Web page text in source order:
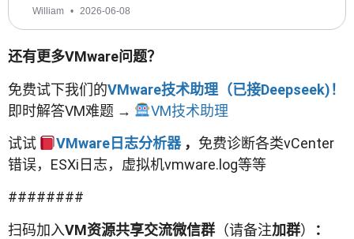
William 2026-06-08
还有更多VMware问题？
免费试下我们的VMware技术助理（已接Deepseek)！
即时解答VM难题 →
VM技术助理
试试
VMware日志分析器 ， 免费诊断各类vCenter
错误，ESXi日志，虚拟机vmware.log等等
########
扫码加入VM资源共享交流微信群 （请备注加群） ：